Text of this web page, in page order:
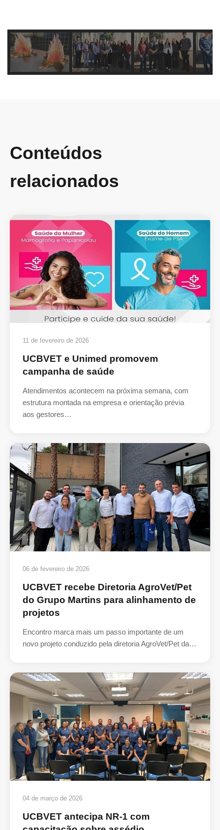
Conteúdos
relacionados
11 de fevereiro de 2026
UCBVET e Unimed promovem
campanha de saúde
Atendimentos acontecem na próxima semana, com
estrutura montada na empresa e orientação prévia
aos gestores…
06 de fevereiro de 2026
UCBVET recebe Diretoria AgroVet/Pet
do Grupo Martins para alinhamento de
projetos
Encontro marca mais um passo importante de um
novo projeto conduzido pela diretoria AgroVet/Pet da…
04 de março de 2026
UCBVET antecipa NR-1 com